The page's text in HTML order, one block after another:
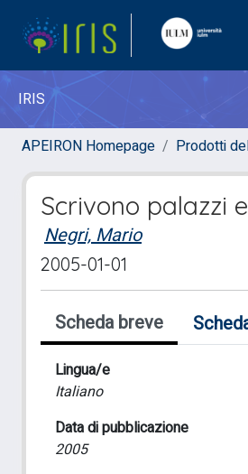
IRIS
APEIRON Homepage Prodotti
Scrivono palazzi
Negri, Mario
2005-01-01
Scheda breve
Lingua/e
Italiano
Data di pubblicazione
2005